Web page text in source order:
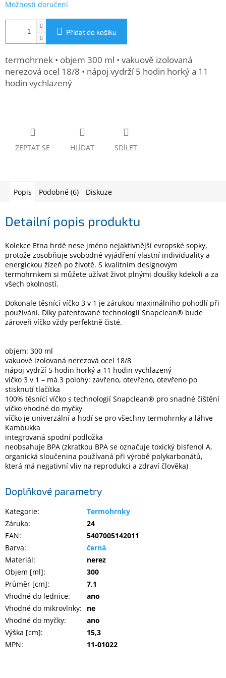
www.inpraise.cz
a
zahrada
a
notebooky
Elektronika
Domácnost
%
Black
Friday
VÝPRODEJ
Akční
zboží
TONERY
A
CARTRIDGE
OEM
Sestavy
počítačů
Inpraise
MILESIGHT
Doprodej
Přihlášení
Možnosti doručení
Přidat do košíku
termohrnek • objem 300 ml • vakuově izolovaná
nerezová ocel 18/8 • nápoj vydrží 5 hodin horký a 11
hodin vychlazený
ZEPTAT SE HLÍDAT SDÍLET
Popis Podobné (6) Diskuze
Detailní popis produktu
Kolekce Etna hrdě nese jméno nejaktivnější evropské sopky,
protože zosobňuje svobodné vyjádření vlastní individuality a
energickou žízeň po životě. S kvalitním designovým
termohrnkem si můžete užívat život plnými doušky kdekoli a za
všech okolností.
Dokonale těsnící víčko 3 v 1 je zárukou maximálního pohodlí při
používání. Díky patentované technologii Snapclean® bude
zároveň víčko vždy perfektně čisté.
objem: 300 ml
vakuově izolovaná nerezová ocel 18/8
nápoj vydrží 5 hodin horký a 11 hodin vychlazený
víčko 3 v 1 – má 3 polohy: zavřeno, otevřeno, otevřeno po
stisknutí tlačítka
100% těsnící víčko s technologií Snapclean® pro snadné čištění
víčko vhodné do myčky
víčko je univerzální a hodí se pro všechny termohrnky a láhve
Kambukka
integrovaná spodní podložka
neobsahuje BPA (zkratkou BPA se označuje toxický bisfenol A,
organická sloučenina používaná při výrobě polykarbonátů,
která má negativní vliv na reprodukci a zdraví člověka)
Doplňkové parametry
Kategorie:
Termohrnky
Záruka:
24
EAN:
5407005142011
Barva:
černá
Materiál:
nerez
Objem [ml]:
300
Průměr [cm]:
7,1
Vhodné do lednice:
ano
Vhodné do mikrovlnky:
ne
Vhodné do myčky:
ano
Výška [cm]:
15,3
MPN: 11-01022